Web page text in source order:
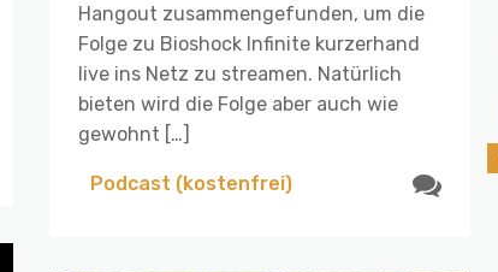
Hangout zusammengefunden, um die
Folge zu Bioshock Infinite kurzerhand
live ins Netz zu streamen. Natürlich
bieten wird die Folge aber auch wie
gewohnt […]
Podcast (kostenfrei)